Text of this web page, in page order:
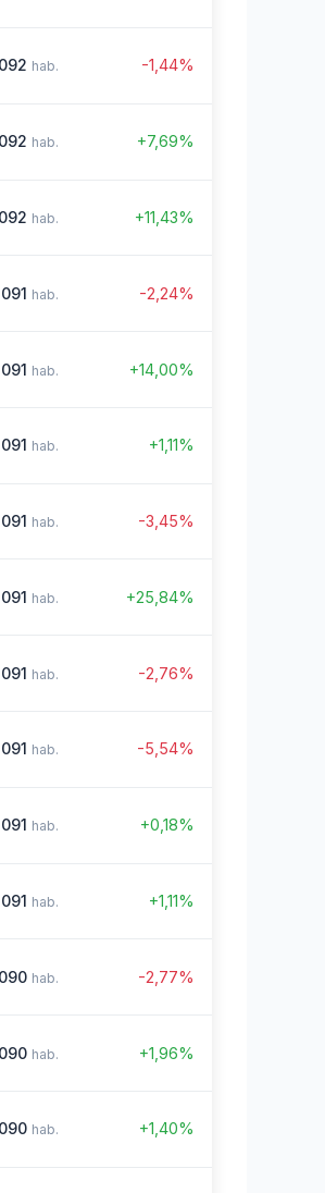
hab. -1,44%
hab. +7,69%
hab. +11,43%
hab. -2,24%
hab. +14,00%
hab. +1,11%
hab. -3,45%
hab. +25,84%
hab. -2,76%
hab. -5,54%
hab. +0,18%
hab. +1,11%
hab. -2,77%
hab. +1,96%
hab. +1,40%